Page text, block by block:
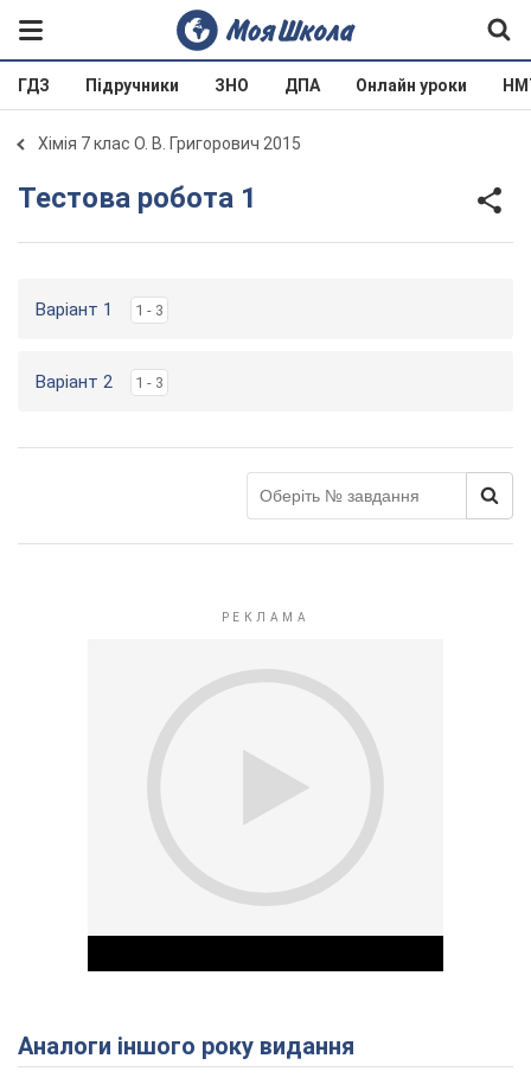
ГДЗ Підручники ЗНО ДПА Онлайн уроки
Хімія 7 клас О. В. Григорович 2015
Тестова робота 1
Варіант 1 1 - 3
Варіант 2 1 - 3
Аналоги іншого року видання